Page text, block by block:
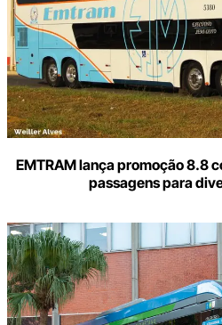
EMTRAM lança promoção 8.8
passagens para